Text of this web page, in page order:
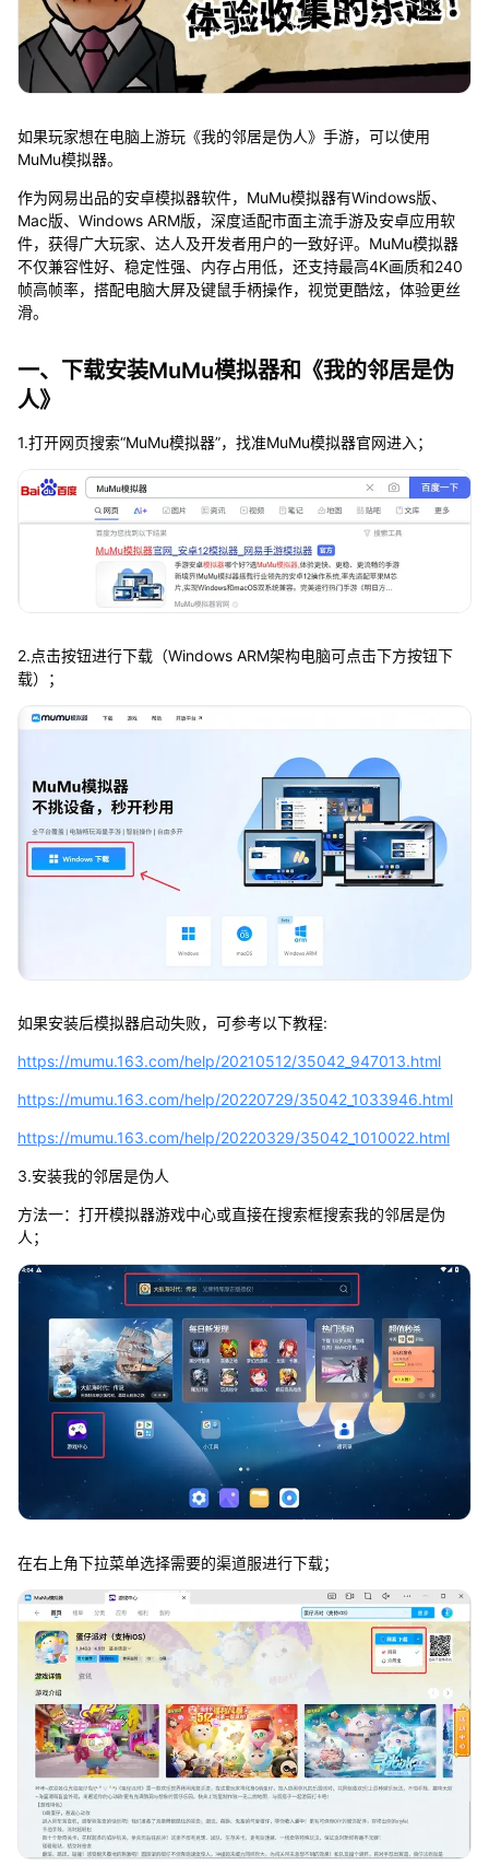
如果玩家想在电脑上游玩《我的邻居是伪人》手游，可以使用
MuMu模拟器。
作为网易出品的安卓模拟器软件，MuMu模拟器有Windows版、
Mac版、Windows ARM版，深度适配市面主流手游及安卓应用软
件，获得广大玩家、达人及开发者用户的一致好评。MuMu模拟器
不仅兼容性好、稳定性强、内存占用低，还支持最高4K画质和240
帧高帧率，搭配电脑大屏及键鼠手柄操作，视觉更酷炫，体验更丝
滑。
一、下载安装MuMu模拟器和《我的邻居是伪
人》
1.打开网页搜索“MuMu模拟器”，找准MuMu模拟器官网进入；
2.点击按钮进行下载（Windows ARM架构电脑可点击下方按钮下
载）；
如果安装后模拟器启动失败，可参考以下教程:
https://mumu.163.com/help/20210512/35042_947013.html
https://mumu.163.com/help/20220729/35042_1033946.html
https://mumu.163.com/help/20220329/35042_1010022.html
3.安装我的邻居是伪人
方法一：打开模拟器游戏中心或直接在搜索框搜索我的邻居是伪
人；
在右上角下拉菜单选择需要的渠道服进行下载；